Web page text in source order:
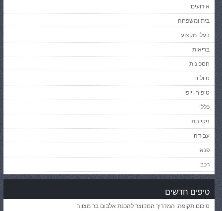
אירועים
בית ומשפחה
בעלי מקצוע
בריאות
חסכונות
טיולים
טיפוח ויופי
כללי
ניקיונות
עבודה
פנאי
רכב
טיפים חדשים
סיכום תקופה: המדריך המקוצר להכנת אלבום בר מצווה